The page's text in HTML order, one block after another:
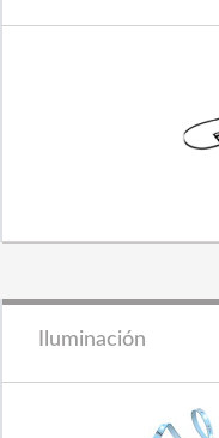
Iluminación